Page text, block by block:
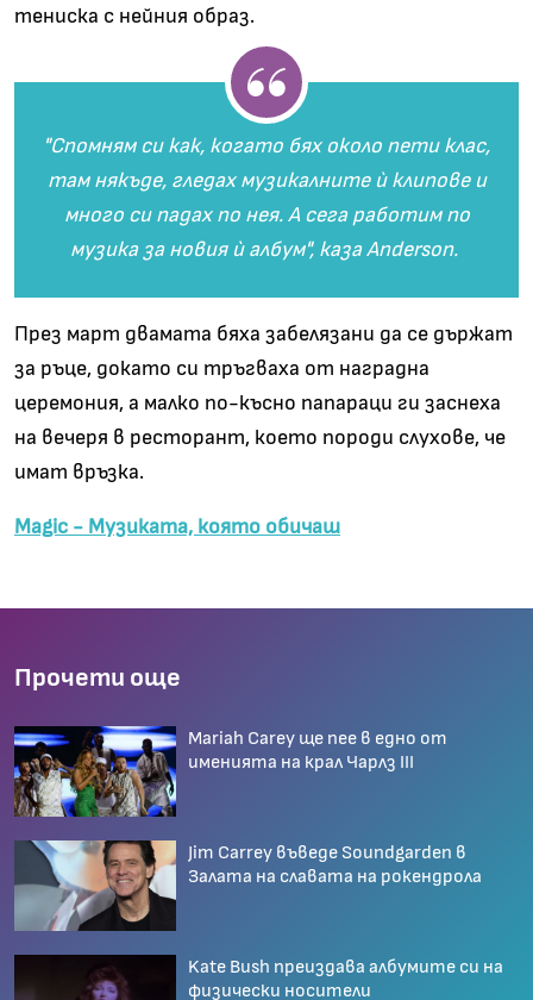
тениска с нейния образ.
"Спомням си как, когато бях около пети клас,
там някъде, гледах музикалните ѝ клипове и
много си падах по нея. А сега работим по
музика за новия ѝ албум", каза Anderson.
През март двамата бяха забелязани да се държат
за ръце, докато си тръгваха от наградна
церемония, а малко по-късно папараци ги заснеха
на вечеря в ресторант, което породи слухове, че
имат връзка.
Magic - Музиката, която обичаш
Прочети още
Mariah Carey ще пее в едно от
именията на крал Чарлз III
Jim Carrey въведе Soundgarden в
Залата на славата на рокендрола
Kate Bush преиздава албумите си на
физически носители